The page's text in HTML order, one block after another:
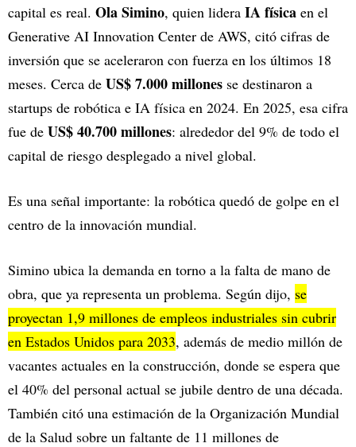
capital es real. Ola Simino, quien lidera IA física en el
Generative AI Innovation Center de AWS, citó cifras de
inversión que se aceleraron con fuerza en los últimos 18
meses. Cerca de US$ 7.000 millones se destinaron a
startups de robótica e IA física en 2024. En 2025, esa cifra
fue de US$ 40.700 millones: alrededor del 9% de todo el
capital de riesgo desplegado a nivel global.
Es una señal importante: la robótica quedó de golpe en el
centro de la innovación mundial.
Simino ubica la demanda en torno a la falta de mano de
obra, que ya representa un problema. Según dijo, se
proyectan 1,9 millones de empleos industriales sin cubrir
en Estados Unidos para 2033, además de medio millón de
vacantes actuales en la construcción, donde se espera que
el 40% del personal actual se jubile dentro de una década.
También citó una estimación de la Organización Mundial
de la Salud sobre un faltante de 11 millones de